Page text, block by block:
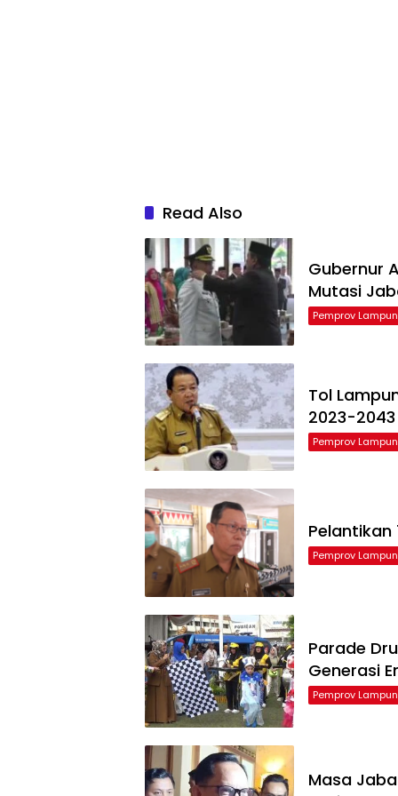
Read Also
Gubernur
Mutasi
Pemprov
Tol
2023-2043
Pemprov
Pelantikan
Pemprov
Parade
Generasi
Pemprov
Masa